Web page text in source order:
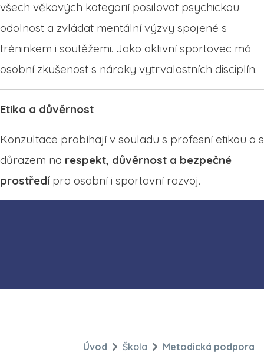
všech věkových kategorií posilovat psychickou
odolnost a zvládat mentální výzvy spojené s
tréninkem i soutěžemi. Jako aktivní sportovec má
osobní zkušenost s nároky vytrvalostních disciplín.
Etika a důvěrnost
Konzultace probíhají v souladu s profesní etikou a s
důrazem na respekt, důvěrnost a bezpečné
prostředípro osobní i sportovní rozvoj.
Úvod Škola Metodická podpora